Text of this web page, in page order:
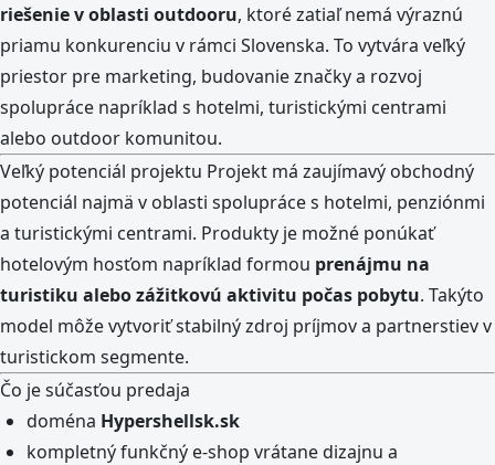
riešenie v oblasti outdooru, ktoré zatiaľ nemá výraznú
priamu konkurenciu v rámci Slovenska. To vytvára veľký
priestor pre marketing, budovanie značky a rozvoj
spolupráce napríklad s hotelmi, turistickými centrami
alebo outdoor komunitou.
Veľký potenciál projektu Projekt má zaujímavý obchodný
potenciál najmä v oblasti spolupráce s hotelmi, penziónmi
a turistickými centrami. Produkty je možné ponúkať
hotelovým hosťom napríklad formou prenájmu na
turistiku alebo zážitkovú aktivitu počas pobytu. Takýto
model môže vytvoriť stabilný zdroj príjmov a partnerstiev v
turistickom segmente.
Čo je súčasťou predaja
doména Hypershellsk.sk
kompletný funkčný e-shop vrátane dizajnu a